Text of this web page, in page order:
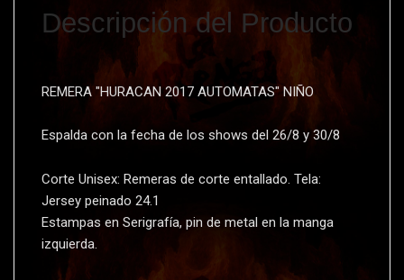
Descripción del Producto
REMERA "HURACAN 2017 AUTOMATAS" NIÑO
Espalda con la fecha de los shows del 26/8 y 30/8
Corte Unisex: Remeras de corte entallado. Tela:
Jersey peinado 24.1
Estampas en Serigrafí­a, pin de metal en la manga
izquierda.